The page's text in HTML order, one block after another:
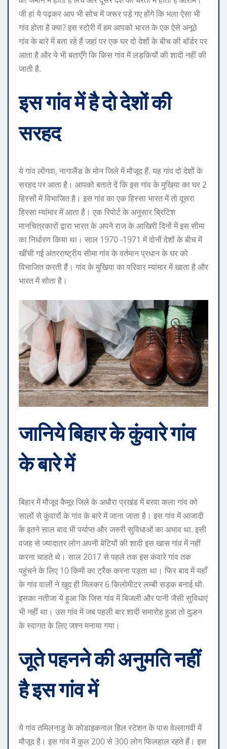
जी हां ये पढ़कर आप भी सोच में जरूर पड़े गए होंगे कि भला ऐसा भी
गांव होता है क्या? इस स्टोरी में हम आपको भारत के एक ऐसे अनूठे
गांव के बारे में बता रहे हैं जहां पर एक घर दो देशों के बीच की बॉर्डर पर
आता है और ये भी बताएँगे कि किस गांव में लड़कियों की शादी नहीं की
जाती है.
इस गांव में है दो देशों की
सरहद
ये गांव लोंगवा, नागालैंड के मोन जिले में मौजूद हैं. यह गांव दो देशों के
सरहद पर आता है। आपको बताते दें कि इस गांव के मुखिया का घर 2
हिस्सों में विभाजित है। इस गांव का एक हिस्सा भारत में तो दूसरा
हिस्सा म्यांमार में आता है। एक रिपोर्ट के अनुसार ब्रिटिश
मानचित्रकारों द्वारा भारत के अपने राज के आखिरी दिनों में इस सीमा
का निर्धारण किया था। साल 1970 -1971 में दोनों देशों के बीच में
खींची गई अंतरराष्ट्रीय सीमा गांव के वर्तमान प्रधान के घर को
विभाजित करती हैं। गांव के मुखिया का परिवार म्यांमार में खाता है और
भारत में सोता है।
जानिये बिहार के कुंवारे गांव
के बारे में
बिहार में मौजूद कैमूर जिले के अधौरा प्रखंड में बरवा कला गांव को
सालों से कुंवारों के गांव के बारे में जाना जाता है। इस गांव में आजादी
के इतने साल बाद भी पर्याप्त और जरुरी सुविधाओं का अभाव था. इसी
वजह से ज्यादातर लोग अपनी बेटियों की शादी इस खास गांव में नहीं
करना चाहते थे। साल 2017 से पहले तक इस कंवारे गांव तक
पहुंचने के लिए 10 किमी का ट्रैक करना पड़ता था। फिर बाद में यहाँ
के गांव वालों ने खुद ही मिलकर 6 किलोमीटर लम्बी सड़क बनाई थी.
इसका नतीजा ये हुआ कि जिस गांव में बिजली और पानी जैसी सुविधाएं
भी नहीं था। उस गांव में जब पहली बार शादी समारोह हुआ तो दुल्हन
के स्वागत के लिए जश्न मनाया गया।
जूते पहनने की अनुमति नहीं
है इस गांव में
ये गांव तमिलनाडु के कोडाइकनाल हिल स्टेशन के पास वेल्लागवी में
मौजूद है। इस गांव में कुल 200 से 300 लोग फिलहाल रहते हैं। इस